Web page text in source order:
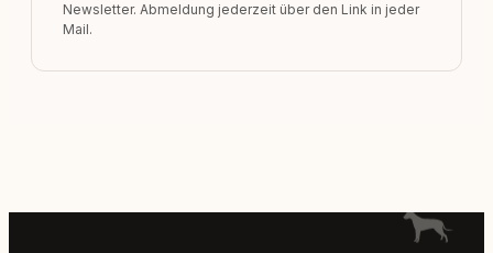
Newsletter. Abmeldung jederzeit über den Link in jeder
Mail.